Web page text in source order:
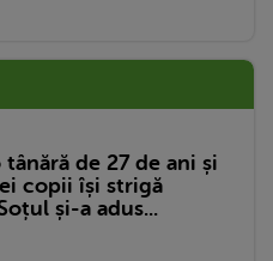
de 27 de ani și
copii își strigă
și-a adus...